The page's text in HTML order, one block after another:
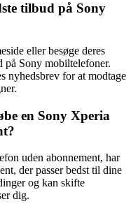
tilbud på Sony
eller besøge deres
på Sony mobiltelefoner.
nyhedsbrev for at modtage
en Sony Xperia
uden abonnement, har
der passer bedst til dine
og kan skifte
dig.